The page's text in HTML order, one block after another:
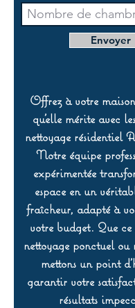
Envoyer
Offrez à votre
qu’elle mérite avec
nettoyage résidentiel
Notre équipe
expérimentée
espace en un
fraîcheur, adapté à
votre budget. Que
nettoyage ponctuel ou
mettons un point
garantir votre
résultats